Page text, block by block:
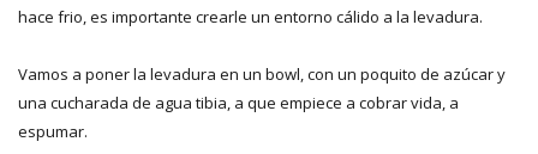
hace frio, es importante crearle un entorno cálido a la levadura.
Vamos a poner la levadura en un bowl, con un poquito de azúcar y
una cucharada de agua tibia, a que empiece a cobrar vida, a
espumar.